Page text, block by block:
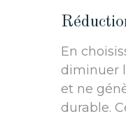
En
diminuer
et ne
durable.